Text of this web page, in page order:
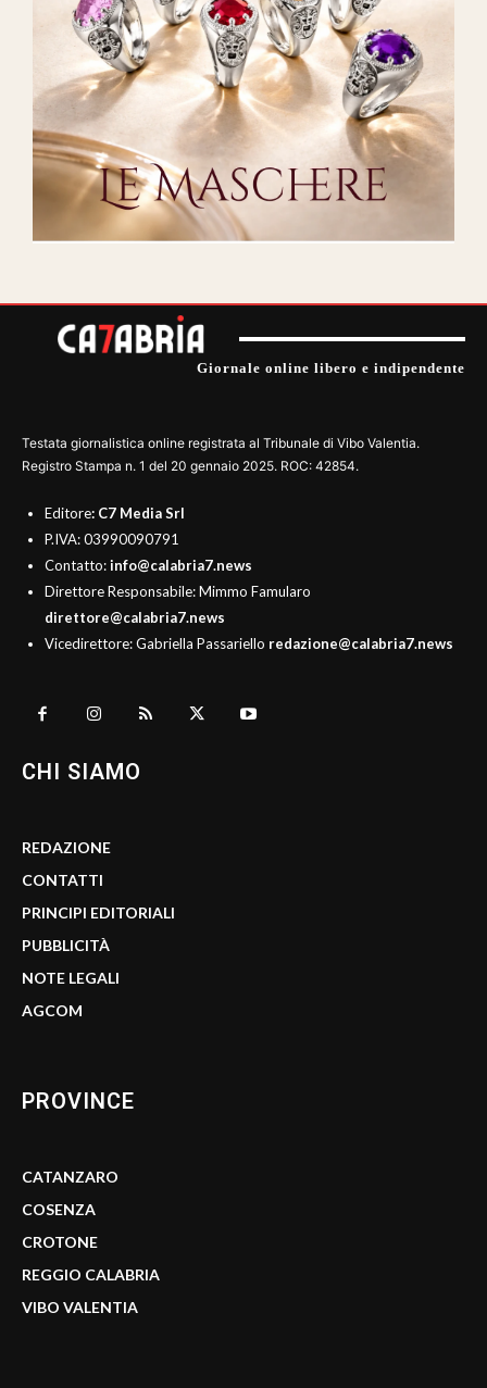
Giornale online libero e indipendente
Testata giornalistica online registrata al Tribunale di Vibo Valentia.
Registro Stampa n. 1 del 20 gennaio 2025. ROC: 42854.
Editore: C7 Media Srl
P.IVA: 03990090791
Contatto:info@calabria7.news
Direttore Responsabile: Mimmo Famularo
direttore@calabria7.news
Vicedirettore: Gabriella Passariello redazione@calabria7.news
CHI SIAMO
REDAZIONE
CONTATTI
PRINCIPI EDITORIALI
PUBBLICITÀ
NOTE LEGALI
AGCOM
PROVINCE
CATANZARO
COSENZA
CROTONE
REGGIO CALABRIA
VIBO VALENTIA